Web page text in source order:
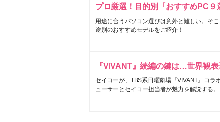
プロ厳選！目的別「おすすめPC９
用途に合うパソコン選びは意外と難しい。そ
途別のおすすめモデルをご紹介！
『VIVANT』続編の鍵は…世界観
セイコーが、TBS系日曜劇場『VIVANT』コラ
ューサーとセイコー担当者が魅力を解説する。